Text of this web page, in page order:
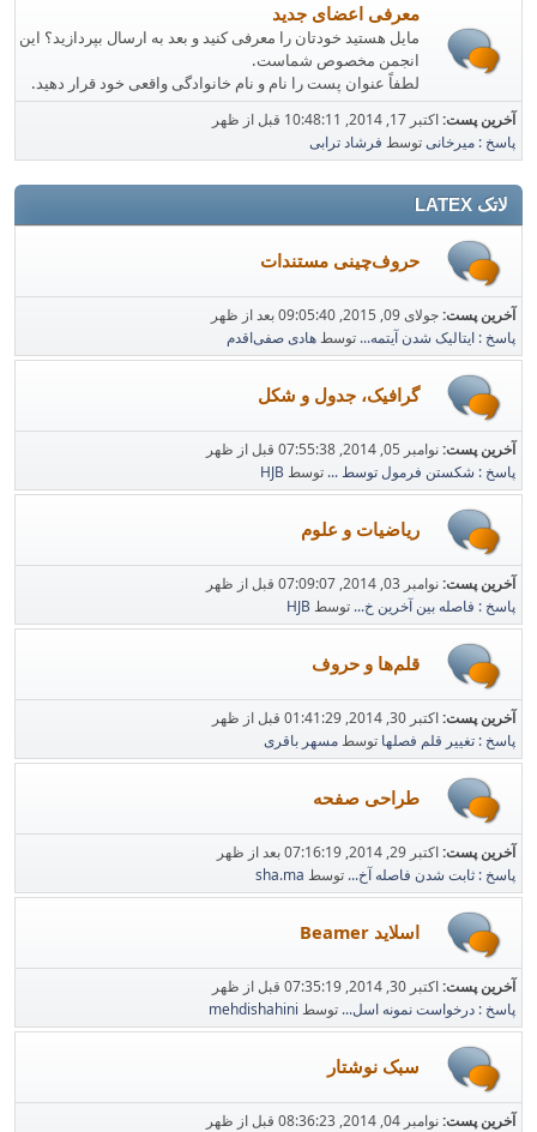
معرفی اعضای جدید
مایل هستید خودتان را معرفی کنید و بعد به ارسال بپردازید؟ این
انجمن مخصوص شماست.
لطفاً عنوان پست را نام و نام خانوادگی واقعی خود قرار دهید.
آخرین پست:اکتبر 17, 2014, 10:48:11 قبل از ظهر
پاسخ : میرخانیتوسط فرشاد ترابی
لاتک LATEX
حروف‌چینی مستندات
آخرین پست:جولای 09, 2015, 09:05:40 بعد از ظهر
پاسخ : ایتالیک شدن آیتمه... توسطهادی صفی‌اقدم
گرافیک، جدول و شکل
آخرین پست:نوامبر 05, 2014, 07:55:38 قبل از ظهر
پاسخ : شکستن فرمول توسط ... توسط HJB
ریاضیات و علوم
آخرین پست:نوامبر 03, 2014, 07:09:07 قبل از ظهر
پاسخ : فاصله بین آخرین خ... توسط HJB
قلم‌ها و حروف
آخرین پست:اکتبر 30, 2014, 01:41:29 قبل از ظهر
پاسخ : تغییر قلم فصلها توسطمسهر باقری
طراحی صفحه
آخرین پست:اکتبر 29, 2014, 07:16:19 بعد از ظهر
پاسخ : ثابت شدن فاصله آخ... توسط sha.ma
اسلاید Beamer
آخرین پست:اکتبر 30, 2014, 07:35:19 قبل از ظهر
پاسخ : درخواست نمونه اسل... توسط mehdishahini
سبک نوشتار
آخرین پست:نوامبر 04, 2014, 08:36:23 قبل از ظهر